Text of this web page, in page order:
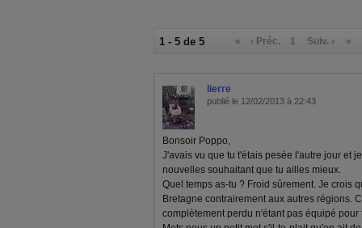
1 - 5 de 5 « ‹ Préc. 1 Suiv. › »
lierre
publié le 12/02/2013 à 22:43
Bonsoir Poppo,
J'avais vu que tu t'étais pesée l'autre jour et
nouvelles souhaitant que tu ailles mieux.
Quel temps as-tu ? Froid sûrement. Je crois
Bretagne contrairement aux autres régions.
complètement perdu n'étant pas équipé